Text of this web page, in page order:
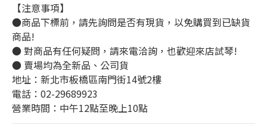
【注意事項】
●商品下標前，請先詢問是否有現貨，以免購買到已缺貨
商品!
● 對商品有任何疑問，請來電洽詢，也歡迎來店試琴!
● 賣場均為全新品、公司貨
地址：新北市板橋區南門街14號2樓
電話：02-29689923
營業時間：中午12點至晚上10點